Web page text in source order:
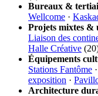
Bureaux &
Wellcome ·
Projets mixtes &
Liaison des
Halle Créative
Équipements
Stations Fantôme ·
exposition ·
Architecture